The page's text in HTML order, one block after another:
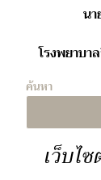
น
โรงพยาบา
ค้นหา
เว็บไ